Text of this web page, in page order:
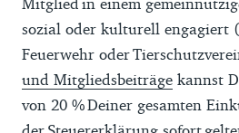
sozial oder kulturell engagiert
Feuerwehr oder
und Mitgliedsbeiträge kannst
von 20 % Deiner gesamten